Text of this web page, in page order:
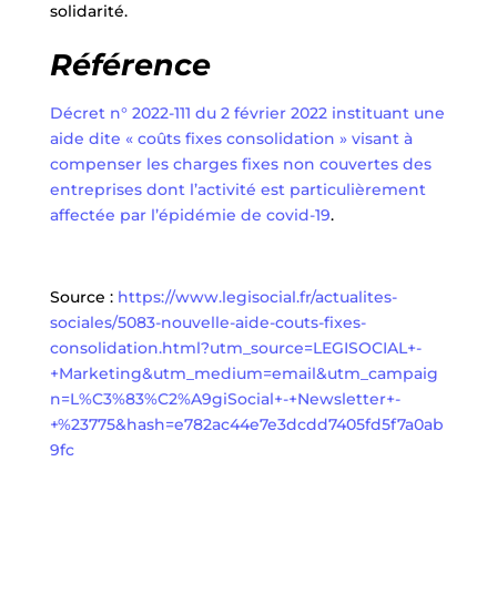
solidarité.
​Référence
Décret n° 2022-111 du 2 février 2022 instituant une
aide dite « coûts fixes consolidation » visant à
compenser les charges fixes non couvertes des
entreprises dont l’activité est particulièrement
affectée par l’épidémie de covid-19.
Source : https://www.legisocial.fr/actualites-
sociales/5083-nouvelle-aide-couts-fixes-
consolidation.html?utm_source=LEGISOCIAL+-
+Marketing&utm_medium=email&utm_campaig
n=L%C3%83%C2%A9giSocial+-+Newsletter+-
+%23775&hash=e782ac44e7e3dcdd7405fd5f7a0ab
9fc